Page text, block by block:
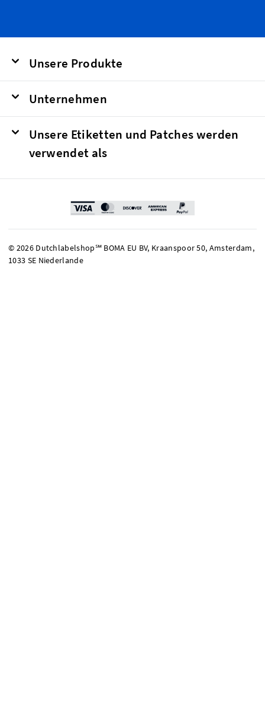
Unsere Produkte
Unternehmen
Unsere Etiketten und Patches werden
verwendet als
© 2026 Dutchlabelshop℠ BOMA EU BV, Kraanspoor 50, Amsterdam,
1033 SE Niederlande